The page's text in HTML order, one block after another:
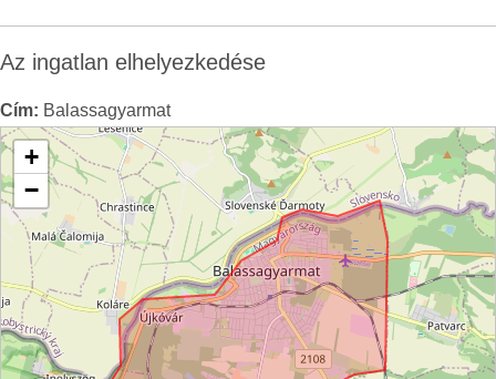
Az ingatlan elhelyezkedése
Cím: Balassagyarmat
+
−